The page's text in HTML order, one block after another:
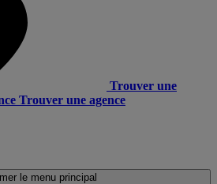
Trouver une
Trouver une agence
le menu principal